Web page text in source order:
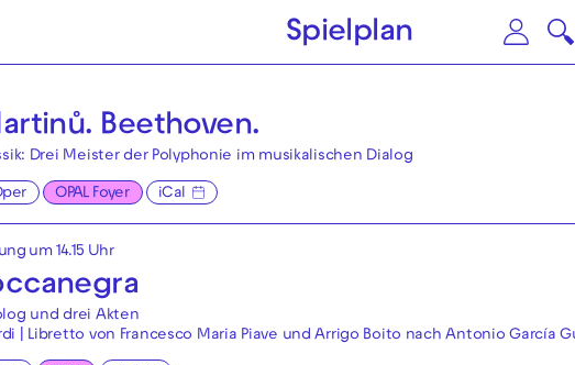
Zum Hauptinhalt springen
Spielplan
iCal
Beethoven.
Drei Meister der Polyphonie im musikalischen Dialog
OPAL Foyer iCal
um 14.15 Uhr
und drei Akten
| Libretto von Francesco Maria Piave und Arrigo Boito nach Antonio García